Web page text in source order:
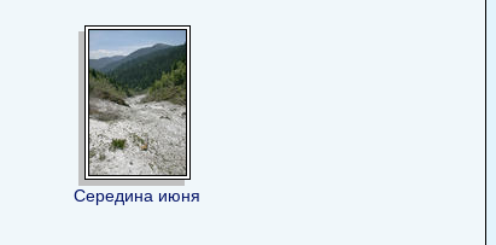
Середина июня